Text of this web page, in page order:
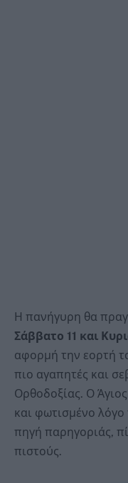
Η πανήγυρη θα
Σάββατο 11 και
αφορμή την εορτή
πιο αγαπητές και
Ορθοδοξίας. Ο
και φωτισμένο λόγο
πηγή παρηγοριάς,
πιστούς.